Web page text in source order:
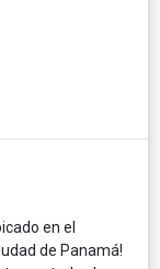
en el
de Panamá!